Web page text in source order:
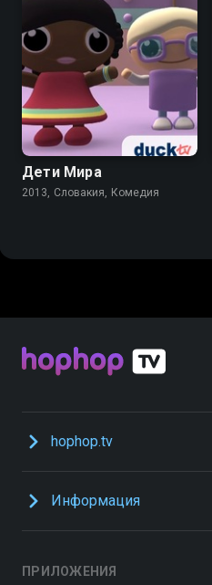
Дети Мира
2013, Словакия, Комедия
hophop.tv
Информация
ПРИЛОЖЕНИЯ